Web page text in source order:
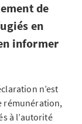
de
en
informer
n’est
rémunération,
à l’autorité